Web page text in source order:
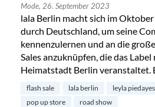
Mode, 26. September 2023
lala Berlin macht sich im
durch Deutschland, um seine
kennenzulernen und an die
Sales anzuknüpfen, die das
Heimatstadt Berlin veranstaltet.
flash sale lala berlin leyla
pop up store
road show